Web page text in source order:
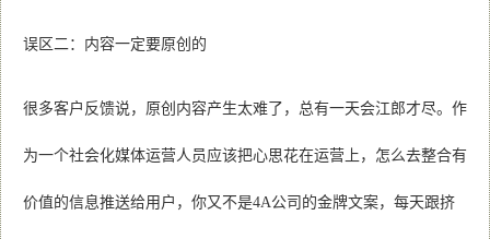
误区二：内容一定要原创的
很多客户反馈说，原创内容产生太难了，总有一天会江郎才尽。作
为一个社会化媒体运营人员应该把心思花在运营上，怎么去整合有
价值的信息推送给用户，你又不是4A公司的金牌文案，每天跟挤